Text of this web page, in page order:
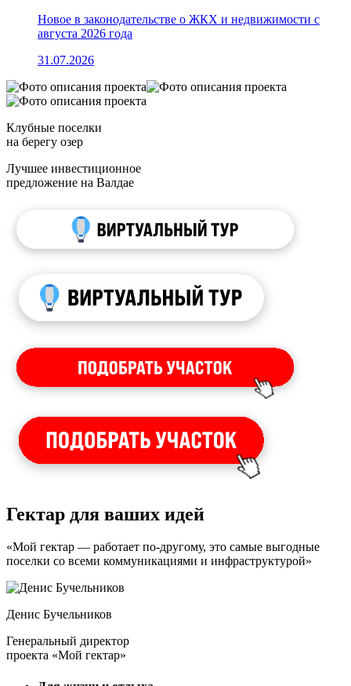
Новое в законодательстве о ЖКХ и недвижимости с
августа 2026 года
31.07.2026
Клубные поселки
на берегу озер
Лучшее инвестиционное
предложение на Валдае
Гектар для ваших идей
«Мой гектар — работает по-другому, это самые выгодные
поселки со всеми коммуникациями и инфраструктурой»
Денис Бучельников
Генеральный директор
проекта «Мой гектар»